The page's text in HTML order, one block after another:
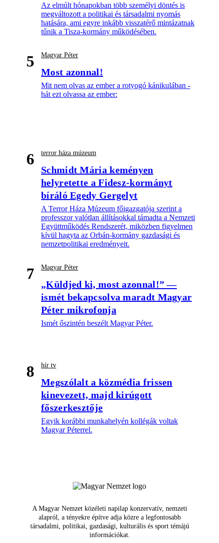
Az elmúlt hónapokban több személyi döntés is
megváltozott a politikai és társadalmi nyomás
hatására, ami egyre inkább visszatérő mintázatnak
tűnik a Tisza-kormány működésében.
5 Magyar Péter
Most azonnal!
Mit nem olvas az ember a rotyogó kánikulában -
hát ezt olvassa az ember:
6 terror háza múzeum
Schmidt Mária keményen
helyretette a Fidesz-kormányt
bíráló Egedy Gergelyt
A Terror Háza Múzeum főigazgatója szerint a
professzor valótlan állításokkal támadta a Nemzeti
Együttműködés Rendszerét, miközben figyelmen
kívül hagyta az Orbán-kormány gazdasági és
nemzetpolitikai eredményeit.
7 Magyar Péter
„Küldjed ki, most azonnal!” —
ismét bekapcsolva maradt Magyar
Péter mikrofonja
Ismét őszintén beszélt Magyar Péter.
8 hír tv
Megszólalt a közmédia frissen
kinevezett, majd kirúgott
főszerkesztője
Egyik korábbi munkahelyén kollégák voltak
Magyar Péterrel.
A Magyar Nemzet közéleti napilap konzervatív, nemzeti
alapról, a tényekre építve adja közre a legfontosabb
társadalmi, politikai, gazdasági, kulturális és sport témájú
információkat.